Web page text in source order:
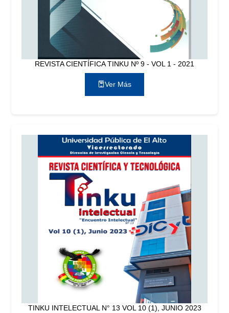
REVISTA CIENTÍFICA TINKU Nº 9 - VOL 1 - 2021
Ver Más
TINKU INTELECTUAL N° 13 VOL 10 (1), JUNIO 2023